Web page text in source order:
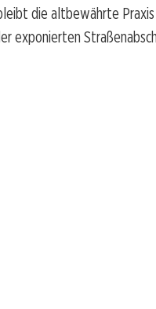
die altbewährte
exponierten